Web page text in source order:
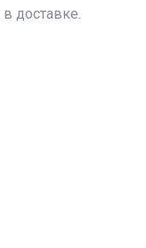
доставке.